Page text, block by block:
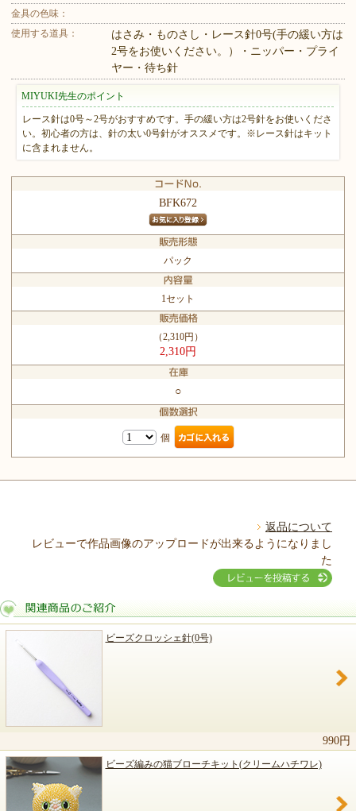
金具の色味：
使用する道具：
はさみ・ものさし・レース針0号(手の緩い方は
2号をお使いください。）・ニッパー・プライ
ヤー・待ち針
MIYUKI先生のポイント
レース針は0号～2号がおすすめです。手の緩い方は2号針をお使いくださ
い。初心者の方は、針の太い0号針がオススメです。※レース針はキット
に含まれません。
BFK672
パック
1セット
（2,310円）
2,310円
○
個
返品について
レビューで作品画像のアップロードが出来るようになりまし
た
ビーズクロッシェ針(0号)
990円
ビーズ編みの猫ブローチキット(クリームハチワレ)